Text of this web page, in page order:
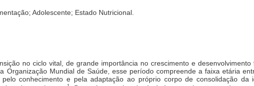
Adolescente; Estado Nutricional.
no ciclo vital, de grande importância no crescimento e
Organização Mundial de Saúde, esse período compreende a faixa etária
conhecimento e pela adaptação ao próprio corpo de consolidação da